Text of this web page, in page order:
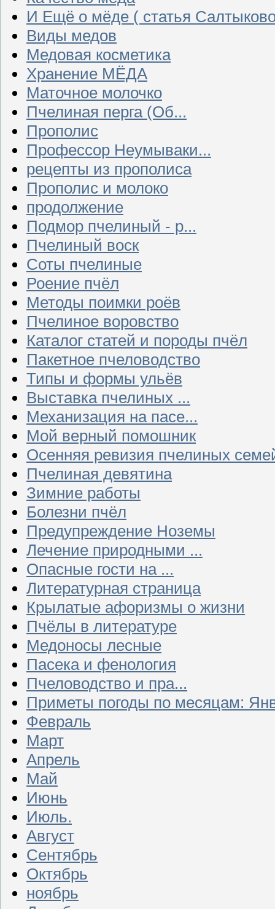
И Ещё о мёде ( статья
Виды медов
Медовая косметика
Хранение МЁДА
Маточное молочко
Пчелиная перга (Об...
Прополис
Профессор Неумываки...
рецепты из прополиса
Прополис и молоко
продолжение
Подмор пчелиный - р...
Пчелиный воск
Соты пчелиные
Роение пчёл
Методы поимки роёв
Пчелиное воровство
Каталог статей и породы пчёл
Пакетное пчеловодство
Типы и формы ульёв
Выставка пчелиных ...
Механизация на пасе...
Мой верный помошник
Осенняя ревизия пчелиных
Пчелиная девятина
Зимние работы
Болезни пчёл
Предупреждение Ноземы
Лечение природными ...
Опасные гости на ...
Литературная страница
Крылатые афоризмы о жизни
Пчёлы в литературе
Медоносы лесные
Пасека и фенология
Пчеловодство и пра...
Приметы погоды по месяцам:
Февраль
Март
Апрель
Май
Июнь
Июль.
Август
Сентябрь
Октябрь
ноябрь